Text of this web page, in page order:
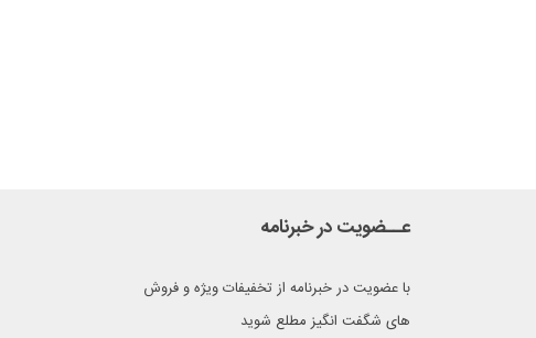
عــضویت در خبرنامه
با عضویت در خبرنامه از تخفیفات ویژه و فروش
های شگفت انگیز مطلع شوید